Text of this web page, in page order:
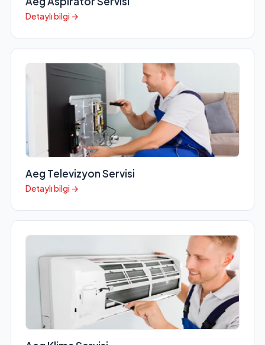
Detaylı bilgi →
Aeg Televizyon Servisi
Detaylı bilgi →